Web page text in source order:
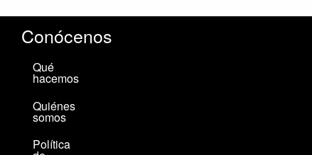
Conócenos
Qué
hacemos
Quiénes
somos
Política